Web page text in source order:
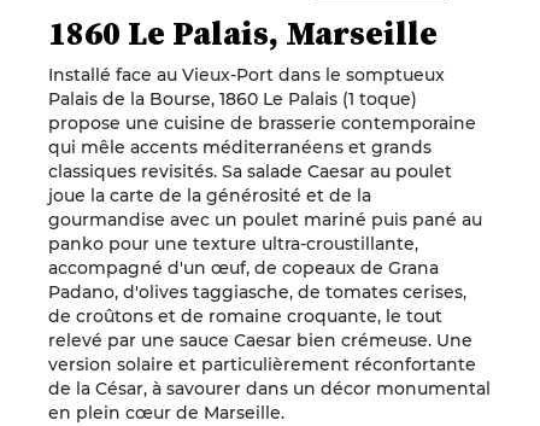
1860 Le Palais, Marseille
Installé face au Vieux-Port dans le somptueux
Palais de la Bourse, 1860 Le Palais (1 toque)
propose une cuisine de brasserie contemporaine
qui mêle accents méditerranéens et grands
classiques revisités. Sa salade Caesar au poulet
joue la carte de la générosité et de la
gourmandise avec un poulet mariné puis pané au
panko pour une texture ultra-croustillante,
accompagné d'un œuf, de copeaux de Grana
Padano, d'olives taggiasche, de tomates cerises,
de croûtons et de romaine croquante, le tout
relevé par une sauce Caesar bien crémeuse. Une
version solaire et particulièrement réconfortante
de la César, à savourer dans un décor monumental
en plein cœur de Marseille.